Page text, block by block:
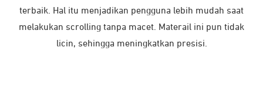
terbaik. Hal itu menjadikan pengguna lebih mudah saat
melakukan scrolling tanpa macet. Materail ini pun tidak
licin, sehingga meningkatkan presisi.